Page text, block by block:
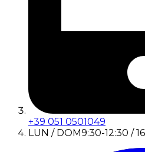
+39 051 0501049
LUN / DOM9:30-12:30 /